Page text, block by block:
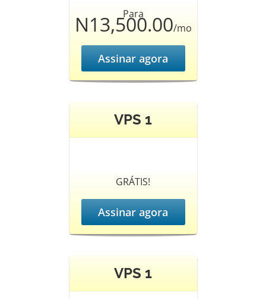
Para
N13,500.00/mo
Assinar agora
VPS 1
GRÁTIS!
Assinar agora
VPS 1